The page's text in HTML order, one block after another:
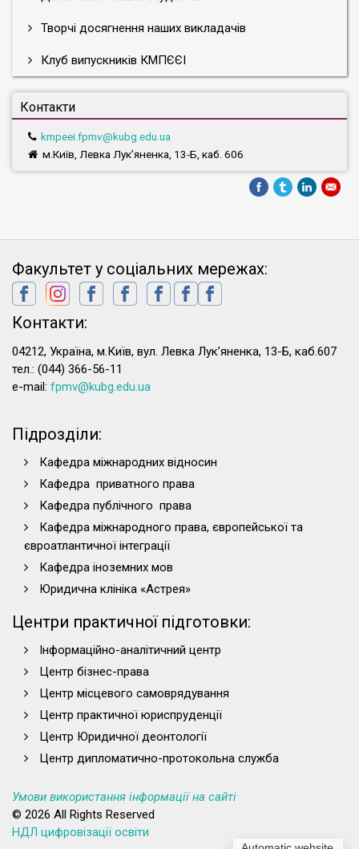
Творчі досягнення наших викладачів
Клуб випускників КМПЄЄІ
Контакти
kmpeei.fpmv@kubg.edu.ua
м.Київ, Левка Лук’яненка, 13-Б, каб. 606
Факультет у соціальних мережах:
Контакти:
04212, Україна, м.Київ, вул. Левка Лук’яненка, 13-Б, каб.607
тел.: (044) 366-56-11
e-mail: fpmv@kubg.edu.ua
Підрозділи:
Кафедра міжнародних відносин
Кафедра приватного права
Кафедра публічного права
Кафедра міжнародного права, європейської та
євроатлантичної інтеграції
Кафедра іноземних мов
Юридична клініка «Астрея»
Центри практичної підготовки:
Інформаційно-аналітичний центр
Центр бізнес-права
Центр місцевого самоврядування
Центр практичної юриспруденції
Центр Юридичної деонтології
Центр дипломатично-протокольна служба
Умови використання інформації на сайті
© 2026 All Rights Reserved
НДЛ цифровізації освіти